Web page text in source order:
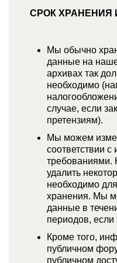
СРОК ХРАНЕНИЯ
Мы обычно
данные на
архивах так
необходимо
случае, если
претензиям).
Мы можем
соответствии
удалить
необходимо
хранения. Мы
данные в
периодов, если
Кроме того,
публичном
публичном